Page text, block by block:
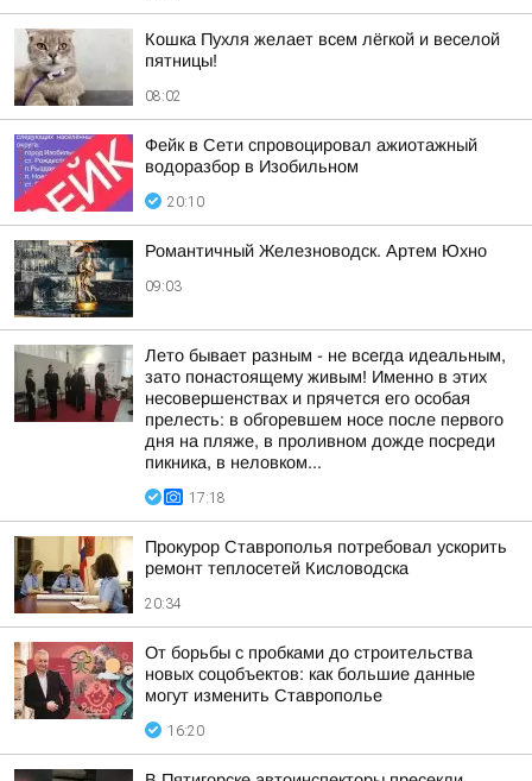
Кошка Пухля желает всем лёгкой и веселой
пятницы!
08:02
Фейк в Сети спровоцировал ажиотажный
водоразбор в Изобильном
20:10
Романтичный Железноводск. Артем Юхно
09:03
Лето бывает разным - не всегда идеальным,
зато понастоящему живым! Именно в этих
несовершенствах и прячется его особая
прелесть: в обгоревшем носе после первого
дня на пляже, в проливном дожде посреди
пикника, в неловком...
17:18
Прокурор Ставрополья потребовал ускорить
ремонт теплосетей Кисловодска
20:34
От борьбы с пробками до строительства
новых соцобъектов: как большие данные
могут изменить Ставрополье
16:20